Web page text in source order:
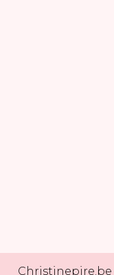
Christinepire.be